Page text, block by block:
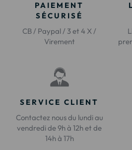
PAIEMENT
SÉCURISÉ
CB / Paypal / 3 et 4 X /
Virement
SERVICE CLIENT
Contactez nous du lundi au
vendredi de 9h à 12h et de
14h à 17h